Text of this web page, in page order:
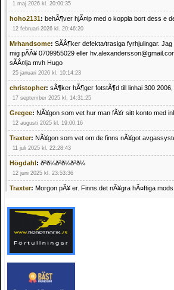
1 maj 2026 kl. 20:00:35
hoho2131: behÃ¶ver hjÃ¤lp med o koppla bort dess e
12 februari 2026 kl. 20:46:20
Mrhandsome: SÃÂ¶ker defekta/trasiga fyrhjulingar.
mig pÃÂ¥ 0709955029 eller
sÃÂ¤lja mvh Hugo
25 januari 2026 kl. 10:14:23
christopher: sÃ¶ker hÃ¶ger fotstÃ¶d till linhai 300
17 september 2025 kl. 14:31:25
Gregee: NÃ¥gon som vet hur man fÃ¥r sitt konto med
12 augusti 2025 kl. 19:00:16
Traxter: NÃ¥gon som vet om de finns nÃ¥got
11 juli 2025 kl. 22:28:43
Högdahl : ðªð¼ðªð¼ðªð¼
12 juni 2025 kl. 23:53:36
Traxter: Morgon pÃ¥ er. Finns det nÃ¥gra hÃ¤ftiga
Mrhandsome:SÃ¶ker defekta/trasiga fyrhjulingar. Jag
pÃ¥ 0709955029 eller hv.alexandersson@gmail.com ifall
mvh Hugo
21 februari 2025 kl. 09:25:52
4 februari 2025 kl. 19:20:50